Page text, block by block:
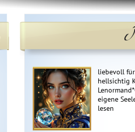
liebevoll
hellsichtig
eigene
lesen